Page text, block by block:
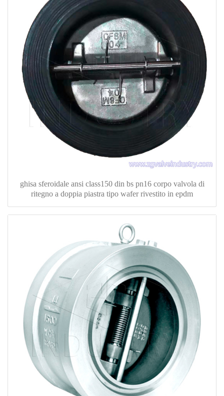
ghisa sferoidale ansi class150 din bs pn16 corpo valvola di
ritegno a doppia piastra tipo wafer rivestito in epdm